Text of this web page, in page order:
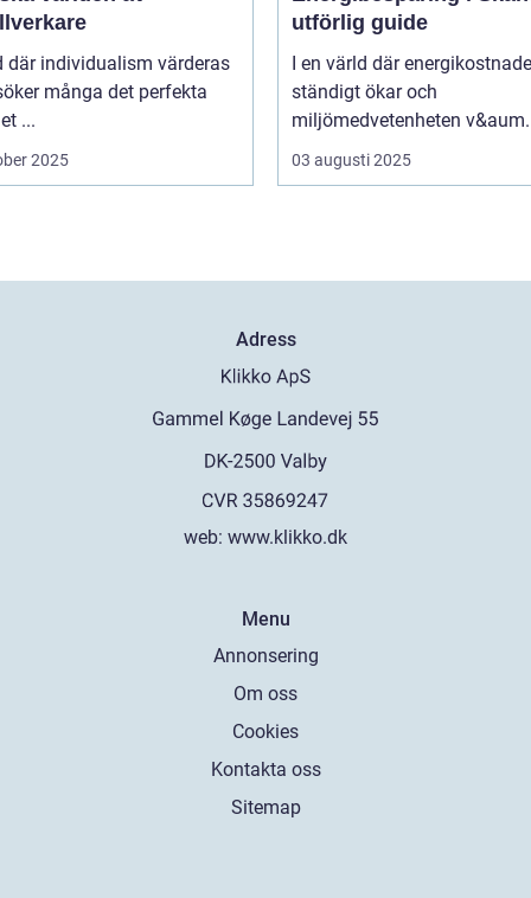
där individualism värderas
många det perfekta
...
2025
utförlig guide
I en värld där
ständigt ökar och
miljömedvetenheten
03 augusti 2025
Adress
web: www.klikko.dk
Menu
Annonsering
Om oss
Cookies
Kontakta oss
Sitemap